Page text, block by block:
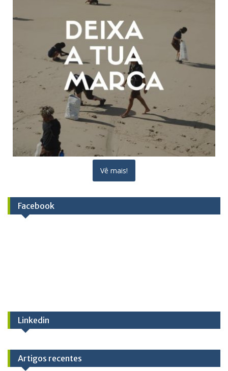
Vê mais!
Facebook
Linkedin
Artigos recentes